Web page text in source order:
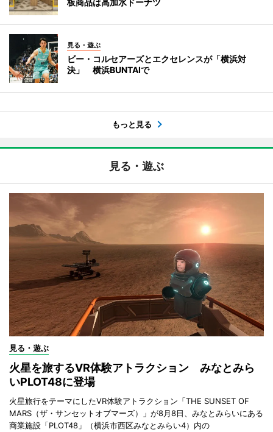
板商品は高加水ドーナツ
見る・遊ぶ
ビー・コルセアーズとエクセレンスが「横浜対
決」 横浜BUNTAIで
もっと見る
見る・遊ぶ
見る・遊ぶ
火星を旅するVR体験アトラクション みなとみら
いPLOT48に登場
火星旅行をテーマにしたVR体験アトラクション「THE SUNSET OF
MARS（ザ・サンセットオブマーズ）」が8月8日、みなとみらいにある
商業施設「PLOT48」（横浜市西区みなとみらい4）内の